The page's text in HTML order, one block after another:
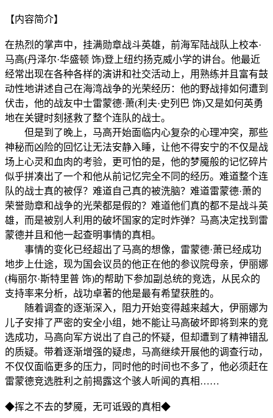
【内容简介】
在热烈的掌声中，挂满勋章战斗英雄，前海军陆战队上校本·
马高(丹泽尔·华盛顿 饰)登上纽约扬克威小学的讲台。他最近
经常出现在各种各样的演讲和社交活动上，用熟练并且富有鼓
动性地讲述自己在海湾战争的光荣经历：他的野战排如何遭到
伏击，他的战友中士雷蒙德·萧(利夫·史列巴 饰)又是如何英勇
地在关键时刻拯救了整个连队的战士。
但是到了晚上，马高开始面临内心复杂的心理冲突，那些
神秘而凶险的回忆让无法安静入睡，让他不得安宁的不仅是战
场上心灵和血肉的考验，更可怕的是，他的梦魇般的记忆碎片
似乎拼凑出了一个和他从前记忆完全不同的经历。难道整个连
队的战士真的被俘？难道自己真的被洗脑？难道雷蒙德·萧的
荣誉勋章和战争的光荣都是假的？难道他们真的都不是战斗英
雄，而是被别人利用的破坏国家的定时炸弹？马高决定找到雷
蒙德并且和他一起查明事情的真相。
事情的变化已经超出了马高的想像，雷蒙德·萧已经成功
地步上仕途，现为国会议员的他正在他的参议院母亲，伊丽娜
(梅丽尔·斯特里普 饰)的帮助下参加副总统的竞选，从民众的
支持率来分析，战功卓著的他是最有希望获胜的。
随着调查的逐渐深入，阻力开始变得越来越大，伊丽娜为
儿子安排了严密的安全小组，她不能让马高破坏即将到来的竞
选成功，马高向军方说出了自己的怀疑，但却遭到了精神错乱
的质疑。带着逐渐增强的疑虑，马高继续开展他的调查行动，
不仅仅面临更多的压力，同时他的时间也不多了，他必须赶在
雷蒙德竞选胜利之前揭露这个骇人听闻的真相……
◆挥之不去的梦魇，无可诋毁的真相◆